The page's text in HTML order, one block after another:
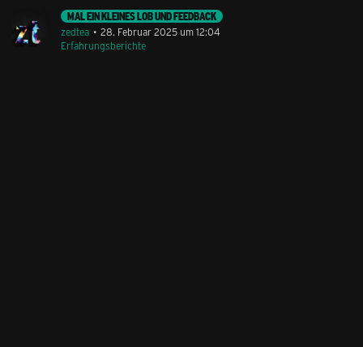
MAL EIN KLEINES LOB UND FEEDBACK
zedtea
28. Februar 2025 um 12:04
Erfahrungsberichte